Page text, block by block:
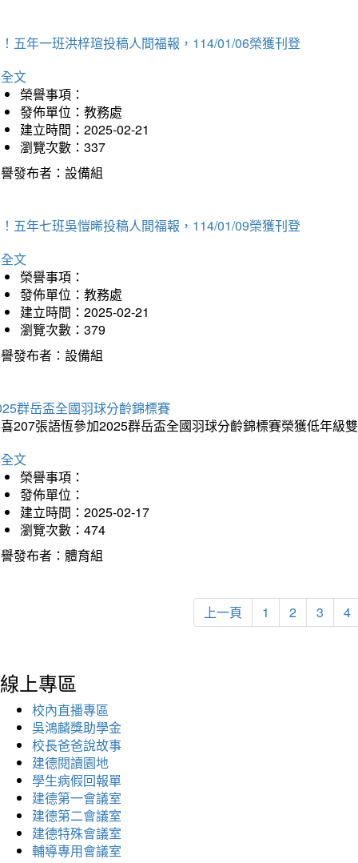
五年一班洪梓瑄投稿人間福報，114/01/06榮獲刊登
文
榮譽事項：
發佈單位：教務處
建立時間：2025-02-21
瀏覽次數：337
發布者：設備組
五年七班吳愷晞投稿人間福報，114/01/09榮獲刊登
文
榮譽事項：
發佈單位：教務處
建立時間：2025-02-21
瀏覽次數：379
發布者：設備組
群岳盃全國羽球分齡錦標賽
207張語恆參加2025群岳盃全國羽球分齡錦標賽榮獲低年級
文
榮譽事項：
發佈單位：
建立時間：2025-02-17
瀏覽次數：474
發布者：體育組
上一頁 1 2 3 4
線上專區
校內直播專區
吳鴻麟獎助學金
校長爸爸說故事
建德閱讀園地
學生病假回報單
建德第一會議室
建德第二會議室
建德特殊會議室
輔導專用會議室